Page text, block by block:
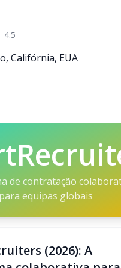
4.5
Califórnia, EUA
de contratação
para equipas globais
(2026): A